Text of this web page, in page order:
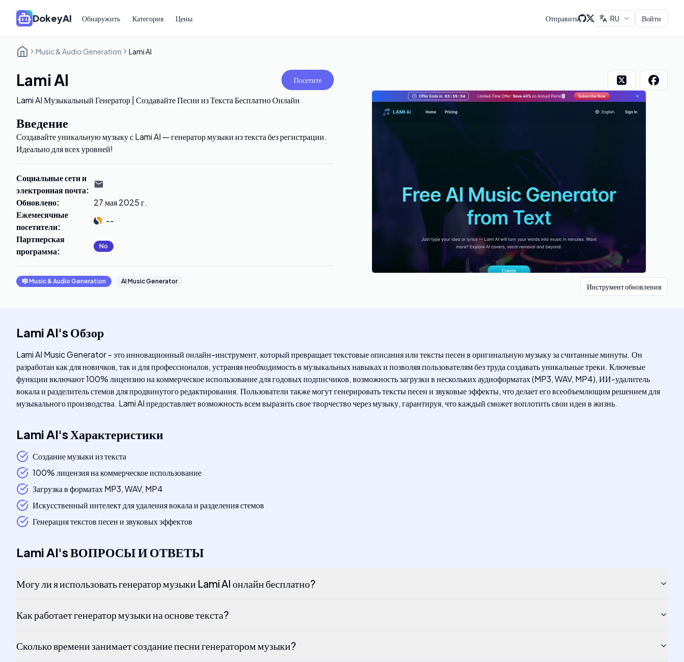
DokeyAI Обнаружить Категория Цены Отправить RU Войти
Music & Audio Generation Lami AI
Lami AI Посетите
Lami AI Музыкальный Генератор | Создавайте Песни из Текста Бесплатно Онлайн
Введение
Создавайте уникальную музыку с Lami AI — генератор музыки из текста без регистрации.
Идеально для всех уровней!
Социальные сети и
электронная почта:
Обновлено:
27 мая 2025 г.
Ежемесячные
посетители:
--
Партнерская
программа: No
🎼Music & Audio Generation AI Music Generator
Инструмент обновления
Lami AI'sОбзор
Lami AI Music Generator - это инновационный онлайн-инструмент, который превращает текстовые описания или тексты песен в оригинальную музыку за считанные минуты. Он
разработан как для новичков, так и для профессионалов, устраняя необходимость в музыкальных навыках и позволяя пользователям без труда создавать уникальные треки. Ключевые
функции включают 100% лицензию на коммерческое использование для годовых подписчиков, возможность загрузки в нескольких аудиоформатах (MP3, WAV, MP4), ИИ-удалитель
вокала и разделитель стемов для продвинутого редактирования. Пользователи также могут генерировать тексты песен и звуковые эффекты, что делает его всеобъемлющим решением для
музыкального производства. Lami AI предоставляет возможность всем выразить свое творчество через музыку, гарантируя, что каждый сможет воплотить свои идеи в жизнь.
Lami AI'sХарактеристики
Создание музыки из текста
100% лицензия на коммерческое использование
Загрузка в форматах MP3, WAV, MP4
Искусственный интелект для удаления вокала и разделения стемов
Генерация текстов песен и звуковых эффектов
Lami AI'sВОПРОСЫ И ОТВЕТЫ
Могу ли я использовать генератор музыки Lami AI онлайн бесплатно?
Как работает генератор музыки на основе текста?
Сколько времени занимает создание песни генератором музыки?